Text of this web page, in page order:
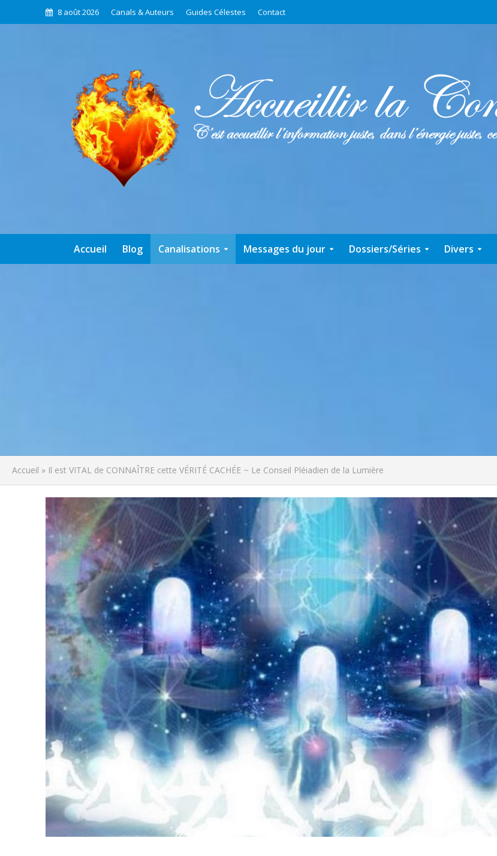
8 août 2026 Canals & Auteurs Guides Célestes Contact
Accueil Blog Canalisations Messages du jour Dossiers/Séries Divers
Accueil » Il est VITAL de CONNAÎTRE cette VÉRITÉ CACHÉE ~ Le Conseil Pléiadien de la Lumière